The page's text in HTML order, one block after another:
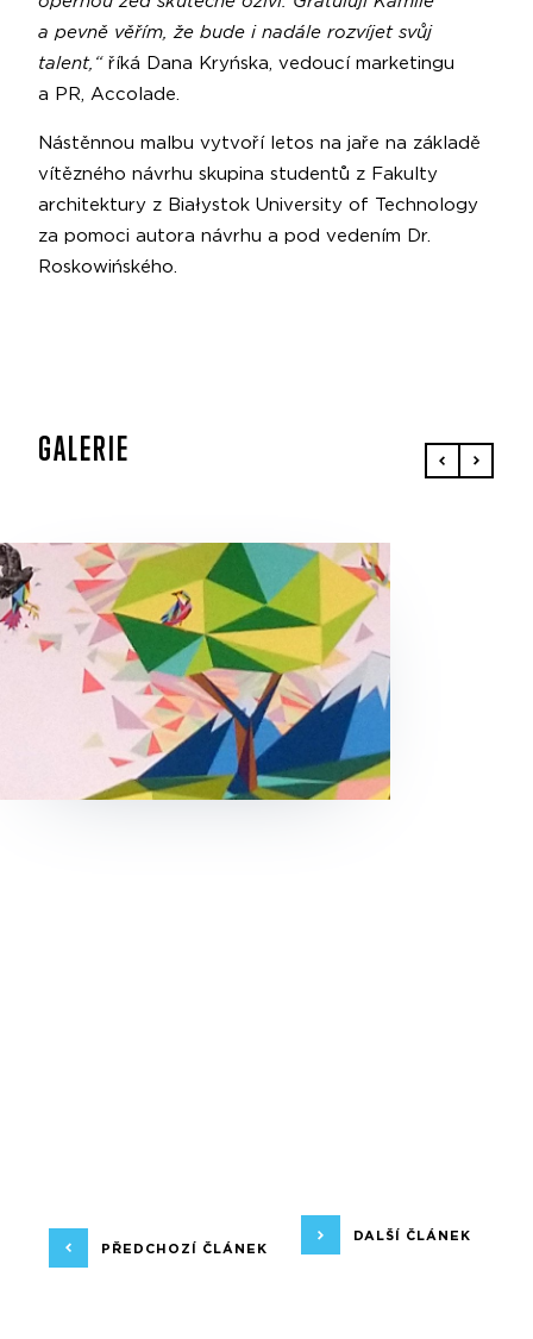
a pevně věřím, že bude i nadále rozvíjet svůj
talent,“ říká Dana Kryńska, vedoucí marketingu
a PR, Accolade.
Nástěnnou malbu vytvoří letos na jaře na základě
vítězného návrhu skupina studentů z Fakulty
architektury z Białystok University of Technology
za pomoci autora návrhu a pod vedením Dr.
Roskowińského.
GALERIE
PŘEDCHOZÍ ČLÁNEK
DALŠÍ ČLÁNEK